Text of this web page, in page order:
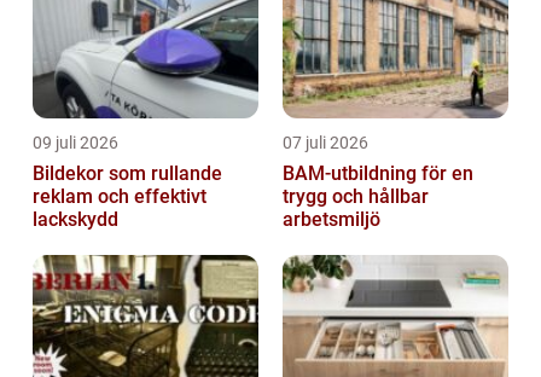
09 juli 2026
Bildekor som rullande
reklam och effektivt
lackskydd
07 juli 2026
BAM-utbildning för en
trygg och hållbar
arbetsmiljö